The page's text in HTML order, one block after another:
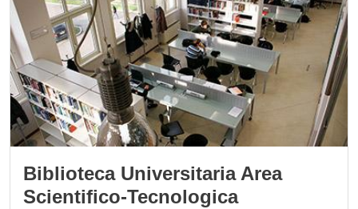
Biblioteca Universitaria Area
Scientifico-Tecnologica